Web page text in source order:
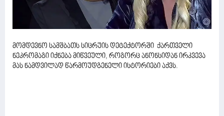
მომდევნო სამშბათს სიცრუის დეტექტორში ქართველი
ნეკრომაგი იქნება მიწვეული, როგორც ანონსიდან ირკვევა
მას ნამდვილად წარმოუდგენელი ისტორიები აქვს.